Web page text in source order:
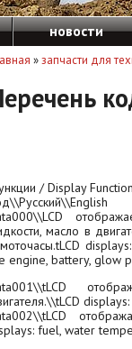
новости
»запчасти для
/ Display
\\LCD
масло в
моточасы.tLCD displays
engine , battery, glow
\\tLCD
displays
\\tLCD
: fuel water